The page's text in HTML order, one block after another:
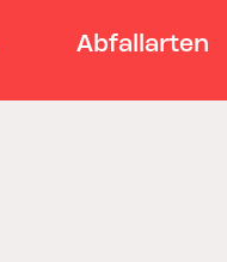
Abfallarten